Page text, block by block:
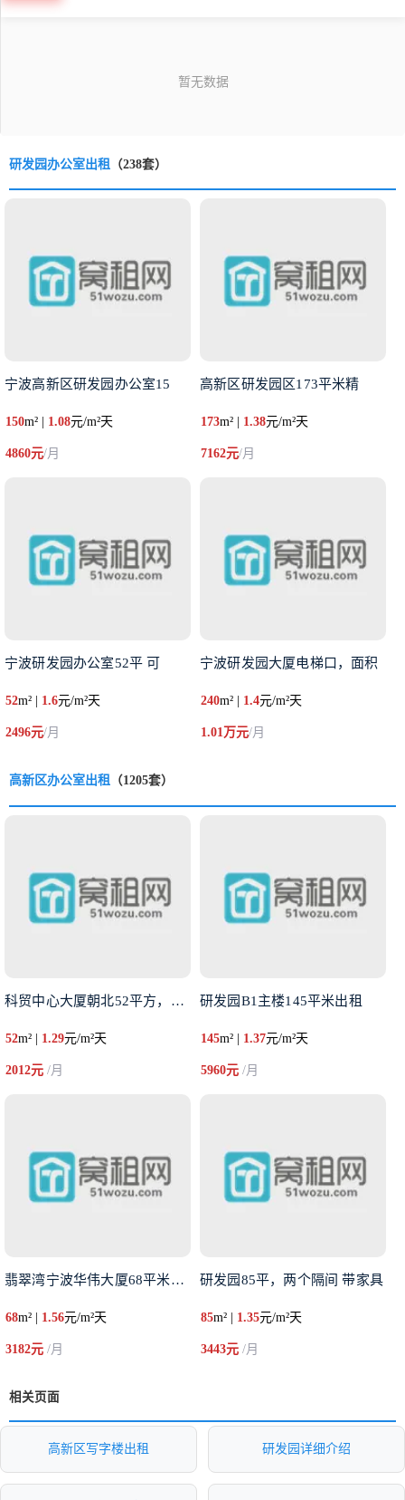
研发园办公室出租 （238套）
宁波高新区研发园办公室15
150m² | 1.08元/m²天
4860元/月
高新区研发园区173平米精
173m² | 1.38元/m²天
7162元/月
宁波研发园办公室52平 可
52m² | 1.6元/m²天
2496元/月
宁波研发园大厦电梯口，面积
240m² | 1.4元/m²天
1.01万元/月
高新区办公室出租 （1205套）
科贸中心大厦朝北52平方，带一
52m² | 1.29元/m²天
2012元 /月
研发园B1主楼145平米出租
145m² | 1.37元/m²天
5960元/月
翡翠湾宁波华伟大厦68平米出租
68m² | 1.56元/m²天
3182元 /月
研发园85平，两个隔间 带家具
85m² | 1.35元/m²天
3443元/月
相关页面
高新区写字楼出租 研发园详细介绍